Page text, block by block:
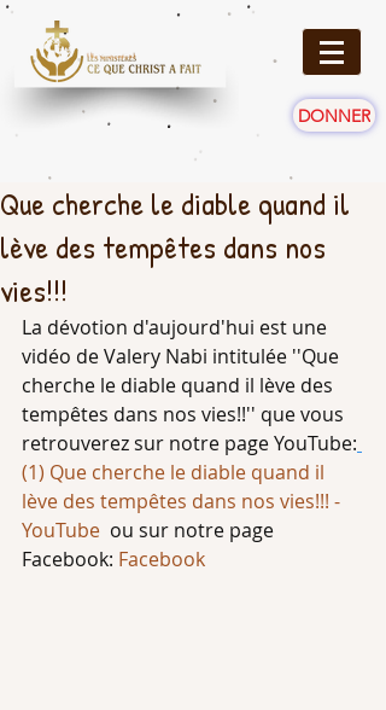
DONNER
Que cherche le diable quand il
lève des tempêtes dans nos
vies!!!
La dévotion d'aujourd'hui est une
vidéo de Valery Nabi intitulée ''Que
cherche le diable quand il lève des
tempêtes dans nos vies!!'' que vous
retrouverez sur notre page YouTube:
(1) Que cherche le diable quand il
lève des tempêtes dans nos vies!!! -
YouTube ou sur notre page
Facebook: Facebook